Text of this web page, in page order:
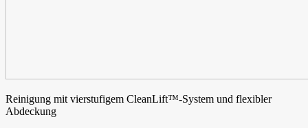
Reinigung mit vierstufigem CleanLift™-System und flexibler
Abdeckung